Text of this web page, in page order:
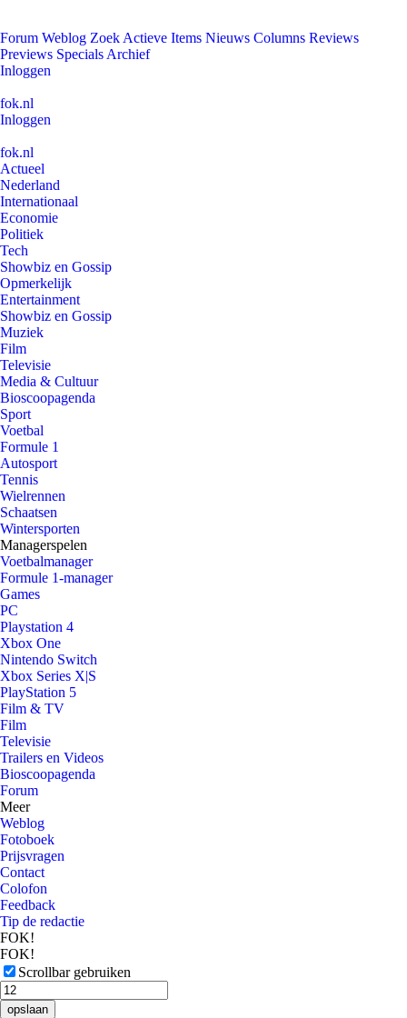
Forum Weblog Zoek Actieve Items Nieuws Columns Reviews
Previews Specials Archief
Inloggen
fok.nl
Inloggen
fok.nl
Actueel
Nederland
Internationaal
Economie
Politiek
Tech
Showbiz en Gossip
Opmerkelijk
Entertainment
Showbiz en Gossip
Muziek
Film
Televisie
Media & Cultuur
Bioscoopagenda
Sport
Voetbal
Formule 1
Autosport
Tennis
Wielrennen
Schaatsen
Wintersporten
Managerspelen
Voetbalmanager
Formule 1-manager
Games
PC
Playstation 4
Xbox One
Nintendo Switch
Xbox Series X|S
PlayStation 5
Film & TV
Film
Televisie
Trailers en Videos
Bioscoopagenda
Forum
Meer
Weblog
Fotoboek
Prijsvragen
Contact
Colofon
Feedback
Tip de redactie
FOK!
FOK!
Scrollbar gebruiken
opslaan